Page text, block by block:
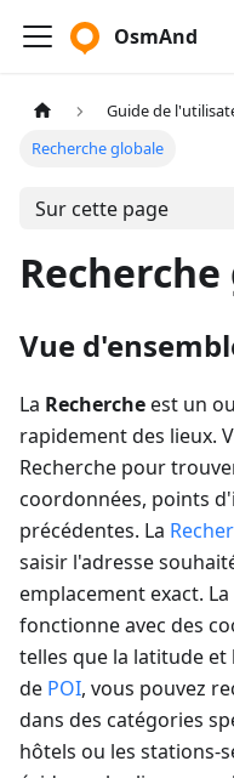
OsmAnd
Guide de
Recherche globale
Sur cette page
Vue
La Rechercheest un
rapidement des lieux.
Recherche pour
coordonnées, points
précédentes. La
saisir l'adresse
emplacement exact.
fonctionne avec des
telles que la latitude et
de POI, vous pouvez
dans des catégories
hôtels ou les stations-